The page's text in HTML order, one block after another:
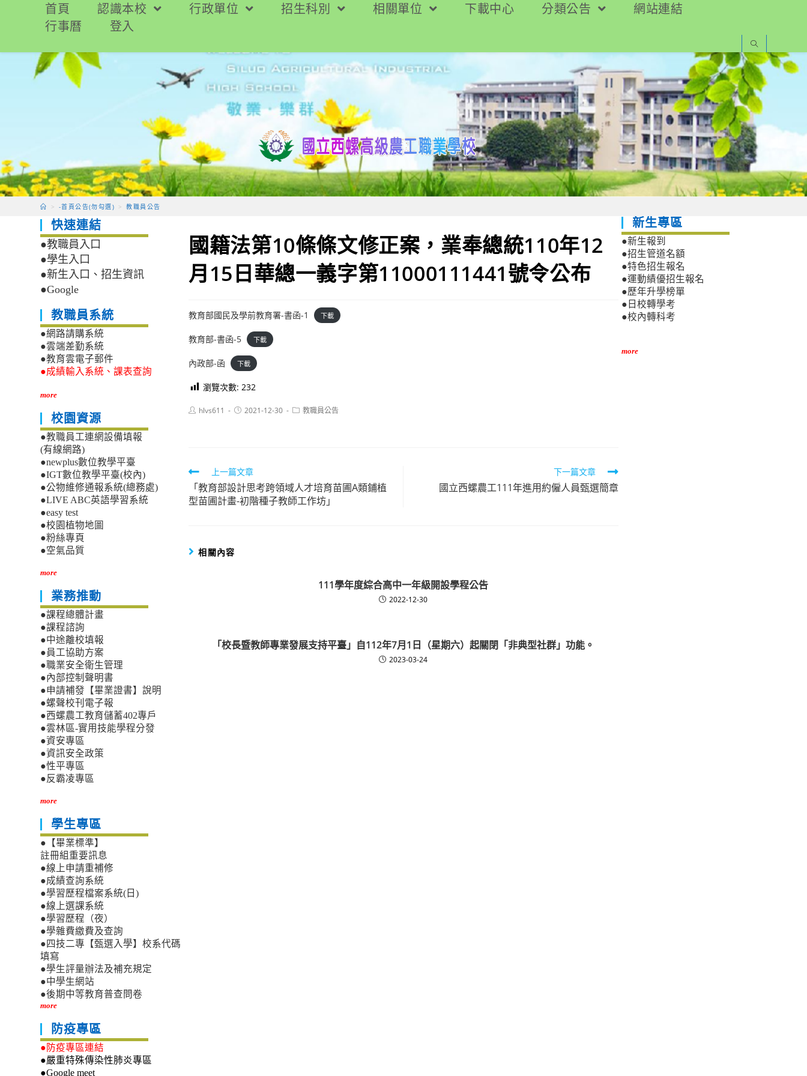
要
首頁 認識本校 行政單位 招生科別 相關單位 下載中心 分類公告
網站連結
行事曆
登入
> -首頁公告(勿勾選) > 教職員公告
國籍法第10條條文修正案，業奉總統110年12
月15日華總一義字第11000111441號令公布
教育部國民及學前教育署-書函-1 下載
教育部-書函-5 下載
內政部-函 下載
瀏覽次數: 232
Posthlvs611
Post2021-12-30
Post教職員公告
Read
more
articles
上一篇文章
「教育部設計思考跨領域人才培育苗圃A類鋪植
型苗圃計畫-初階種子教師工作坊」
下一篇文章
國立西螺農工111年進用約僱人員甄選簡章
相關內容
111學年度綜合高中一年級開設學程公告
2022-12-30
「校長暨教師專業發展支持平臺」自112年7月1日（星期六）起關閉「非典型社群」功能。
2023-03-24
快速連結
●教職員入口
●學生入口
●新生入口、招生資訊
●Google
教職員系統
●網路請購系統
●雲端差勤系統
●教育雲電子郵件
●成績輸入系統、課表查詢
more
校園資源
●教職員工連網設備填報
(有線網路)
●newplus數位教學平臺
●IGT數位教學平臺(校內)
●公物維修通報系統(總務處)
●LIVE ABC英語學習系統
●easy test
●校園植物地圖
●粉絲專頁
●空氣品質
more
業務推動
●課程總體計畫
●課程諮詢
●中途離校填報
●員工協助方案
●職業安全衛生管理
●內部控制聲明書
●申請補發【畢業證書】說明
●螺聲校刊電子報
●西螺農工教育儲蓄402專戶
●雲林區-實用技能學程分發
●資安專區
●資訊安全政策
●性平專區
●反霸凌專區
more
學生專區
●【畢業標準】
註冊組重要訊息
●線上申請重補修
●成績查詢系統
●學習歷程檔案系統(日)
●線上選課系統
●學習歷程（夜）
●學雜費繳費及查詢
●四技二專【甄選入學】校系代碼
填寫
●學生評量辦法及補充規定
●中學生網站
●後期中等教育普查問卷
more
防疫專區
●防疫專區連結
●嚴重特殊傳染性肺炎專區
●Google meet
新生專區
●新生報到
●招生管道名額
●特色招生報名
●運動績優招生報名
●歷年升學榜單
●日校轉學考
●校內轉科考
more